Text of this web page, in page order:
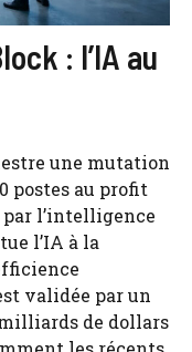
: l’IA au
une mutation
postes au profit
l’intelligence
l’IA à la
validée par un
de dollars